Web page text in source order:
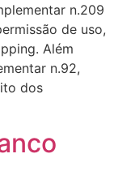
n.209
de uso,
Além
n.92,
dos